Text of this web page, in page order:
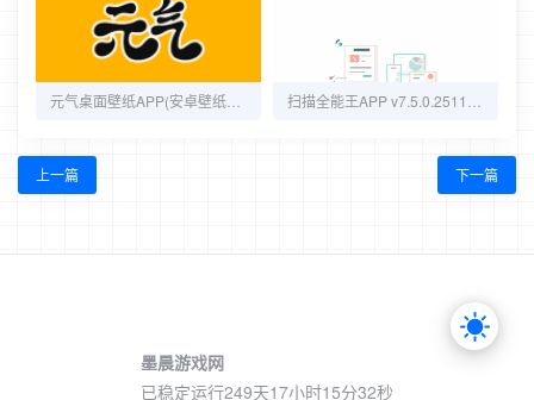
上一篇 下一篇
墨晨游戏网
已稳定运行249天17小时15分32秒